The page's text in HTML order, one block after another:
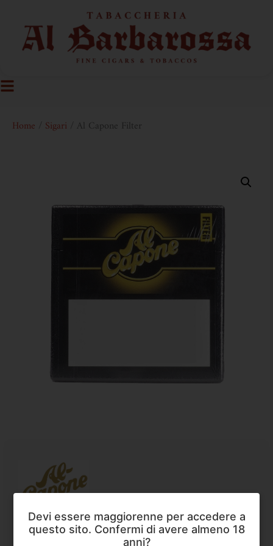
Home Sigari / Al Capone Filter
Al Capone,Sigari
Al Capone Filter
Al Capone Filter sono sigarilli pensati per chi cerca
Devi essere maggiorenne per accedere a
questo sito. Confermi di avere almeno 18
anni?